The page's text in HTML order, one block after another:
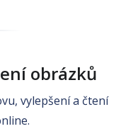
obrázků
vylepšení a čtení